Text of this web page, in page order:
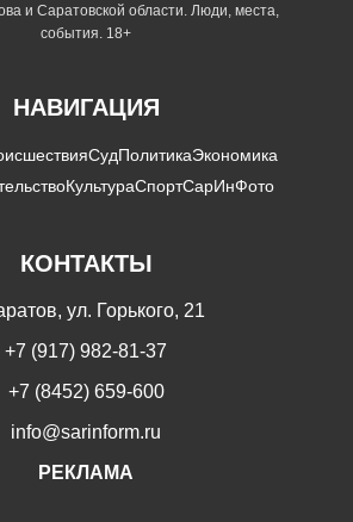
и Саратовской области. Люди, места,
события. 18+
НАВИГАЦИЯ
СудПолитикаЭкономика
КультураСпортСарИнФото
КОНТАКТЫ
ул. Горького, 21
+7 (917) 982-81-37
+7 (8452) 659-600
info@sarinform.ru
РЕКЛАМА